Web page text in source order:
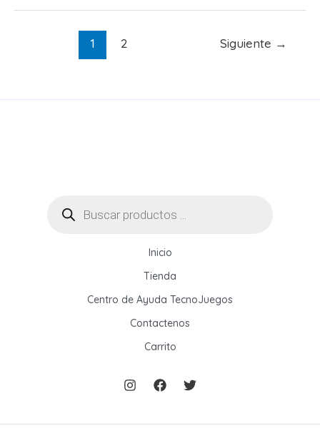
un
Conviene
1 2 Siguiente →
productos
Inicio
Tienda
Centro de Ayuda TecnoJuegos
Contactenos
Carrito